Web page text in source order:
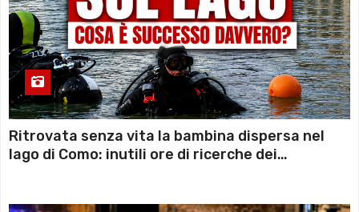
Ritrovata senza vita la bambina dispersa nel
lago di Como: inutili ore di ricerche dei